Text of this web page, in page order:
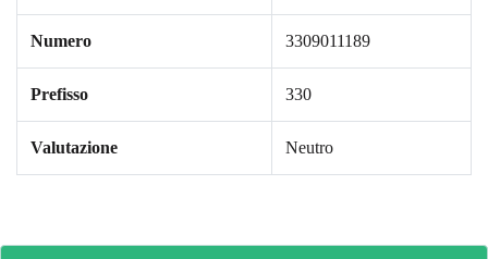
Numero 3309011189
Prefisso 330
Valutazione Neutro